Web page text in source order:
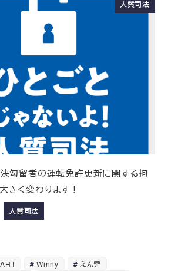
人質司法
決勾留者の運転免許更新に関する拘
きく変わります！
人質司法
Winny
えん罪